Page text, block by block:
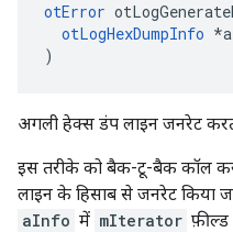
otError
otLogHexDumpInfo *
)
अगली हेक्स डंप लाइन जनरेट
इस तरीके को बैक-टू-बैक कॉल
लाइन के हिसाब से जनरेट किया
aInfo में mIterator फ़ील्ड